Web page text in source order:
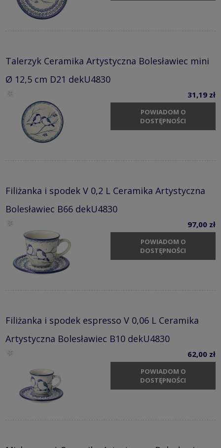
Talerzyk Ceramika Artystyczna Bolesławiec mini
Ø 12,5 cm D21 dekU4830
31,19 zł
POWIADOM O
DOSTĘPNOŚCI
Filiżanka i spodek V 0,2 L Ceramika Artystyczna
Bolesławiec B66 dekU4830
97,00 zł
POWIADOM O
DOSTĘPNOŚCI
Filiżanka i spodek espresso V 0,06 L Ceramika
Artystyczna Bolesławiec B10 dekU4830
62,00 zł
POWIADOM O
DOSTĘPNOŚCI